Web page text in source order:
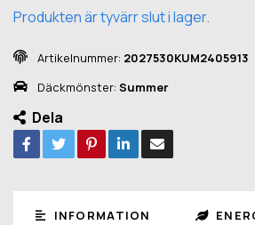
Produkten är tyvärr slut i lager.
Artikelnummer: 2027530KUM2405913
Däckmönster: Summer
Dela
INFORMATION